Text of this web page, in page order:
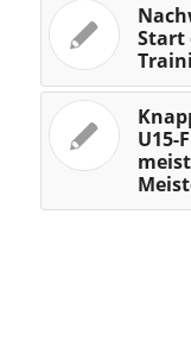
Start
U15-